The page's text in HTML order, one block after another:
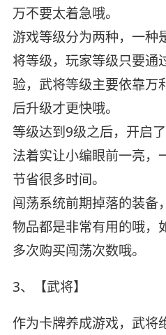
万不要太着急哦。
游戏等级分为两种，一种
将等级，玩家等级只要通
验，武将等级主要依靠万
后升级才更快哦。
等级达到9级之后，开启
法着实让小编眼前一亮，
节省很多时间。
闯荡系统前期掉落的装备
物品都是非常有用的哦，
多次购买闯荡次数哦。
3、【武将】
作为卡牌养成游戏，武将